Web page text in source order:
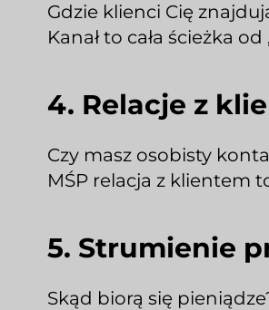
Gdzie klienci Cię
Kanał to cała ścieżka od
4. Relacje z
Czy masz osobisty
MŚP relacja z klientem
5. Strumienie
Skąd biorą się